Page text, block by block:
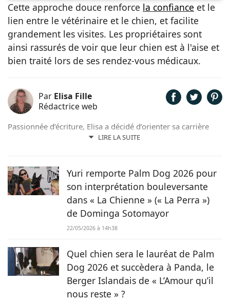
Cette approche douce renforce la confiance et le
lien entre le vétérinaire et le chien, et facilite
grandement les visites. Les propriétaires sont
ainsi rassurés de voir que leur chien est à l'aise et
bien traité lors de ses rendez-vous médicaux.
Par Elisa Fille
Rédactrice web
LIRE LA SUITE
Passionnée d’écriture, Elisa a décidé d’orienter sa carrière
professionnelle dans l’univers de la rédaction. Trouvant son
tout naturellement qu’elle prête sa plume à Chien.fr pour
vivre de ses deux passions.
Yuri remporte Palm Dog 2026 pour
son interprétation bouleversante
dans « La Chienne » (« La Perra »)
de Dominga Sotomayor
22/05/2026 à 14h38
Quel chien sera le lauréat de Palm
Dog 2026 et succèdera à Panda, le
Berger Islandais de « L’Amour qu’il
nous reste » ?